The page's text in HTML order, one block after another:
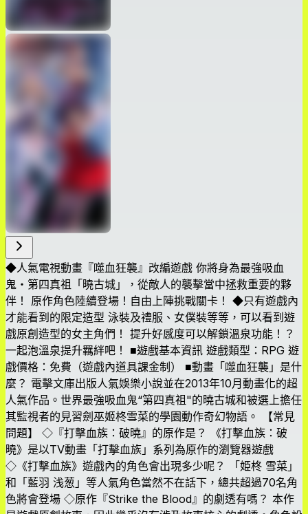
◆人氣電視動畫『噬血狂襲』改編遊戲 你將身為最強吸血
鬼・第四真祖「曉古城」，從敵人的襲擊當中拯救重要的夥
伴！ 原作角色陸續登場！自由上陣挑戰關卡！ ◆只有遊戲內
才能看到的限定造型 泳裝及禮服、女僕裝等等，可以看到遊
戲原創造型的女主角們！ 提升好感度可以解鎖溫泉功能！？
一起泡溫泉提升羈絆吧！ ■遊戲基本資訊 遊戲類型：RPG 遊
戲價格：免費（遊戲內道具課金制） ■動畫「噬血狂襲」是什
麼？ 電擊文庫出版人氣娛樂小說並在2013年10月動畫化的超
人氣作品。世界最強吸血鬼“第四真祖"的曉古城和被選上擔任
其監視者的見習劍巫姬柊雪菜的學園動作奇幻物語。 【常見
問題】 ◇『打擊血族：破曉』的原作是？ 《打擊血族：破
曉》是以TV動畫「打擊血族」系列為原作的瀏覽器遊戲
◇《打擊血族》遊戲內的角色會出現多少呢？ 「姫柊 雪菜」
和「藍羽 浅葱」等人氣角色當然不在話下，總共超過70名角
色將會登場 ◇原作『Strike the Blood』的劇透有嗎？ 本作